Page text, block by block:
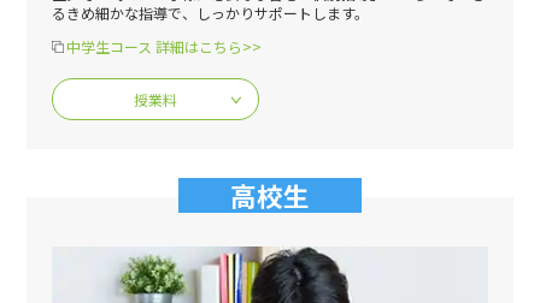
るきめ細かな指導で、しっかりサポートします。
中学生コース 詳細はこちら>>
授業料
高校生